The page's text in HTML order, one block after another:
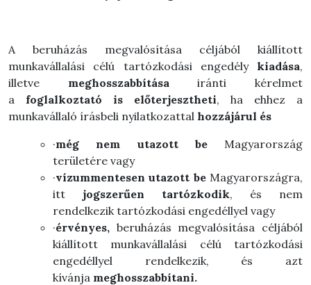
A beruházás megvalósítása céljából kiállított
munkavállalási célú tartózkodási engedély kiadása,
illetve meghosszabbításairánti kérelmet
a foglalkoztató is előterjesztheti, ha ehhez a
munkavállaló írásbeli nyilatkozattal hozzájárul és
·még nem utazott be Magyarország
területére vagy
·vízummentesen utazott be Magyarországra,
itt jogszerűen tartózkodik, és nem
rendelkezik tartózkodási engedéllyel vagy
·érvényes, beruházás megvalósítása céljából
kiállított munkavállalási célú tartózkodási
engedéllyel rendelkezik, és azt
kívánja meghosszabbítani.